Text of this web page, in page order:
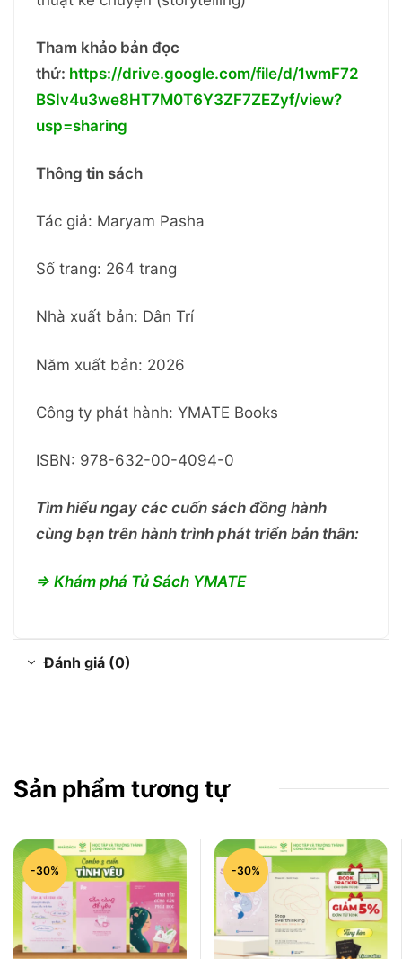
Tham khảo bản đọc
thử: https://drive.google.com/file/d/1wmF72
BSIv4u3we8HT7M0T6Y3ZF7ZEZyf/view?
usp=sharing
Thông tin sách
Tác giả: Maryam Pasha
Số trang: 264 trang
Nhà xuất bản: Dân Trí
Năm xuất bản: 2026
Công ty phát hành: YMATE Books
ISBN: 978-632-00-4094-0
Tìm hiểu ngay các cuốn sách đồng hành
cùng bạn trên hành trình phát triển bản thân:
=> Khám phá Tủ Sách YMATE
Đánh giá (0)
Sản phẩm tương tự
-30% -30%